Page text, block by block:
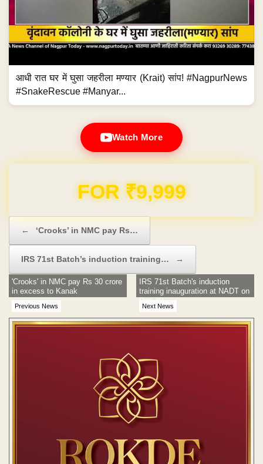
आधी रात घर में घुसा जहरीला मण्यार (Krait) सांप! #NagpurNews
#SnakeRescue #Manyar...
Watch More
Domain & Hosting FREE for 1 Year
← ‘Crooks’ in NMC pay Rs…
IRS 71st Batch’s induction training… →
Previous News
'Crooks' in NMC pay Rs 30 crore
in excess to Kanak
Next News
IRS 71st Batch's induction
training inauguration at NADT on
Dec 30